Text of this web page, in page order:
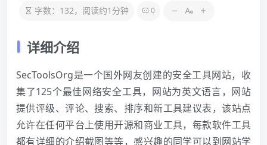
字数：132，阅读约1分钟 0
详细介绍
SecToolsOrg是一个国外网友创建的安全工具网站，收
集了125个最佳网络安全工具，网站为英文语言，网站
提供评级、评论、搜索、排序和新工具建议表，该站点
允许在任何平台上使用开源和商业工具，每款软件工具
都有详细的介绍截图等等，感兴趣的同学可以到网站学